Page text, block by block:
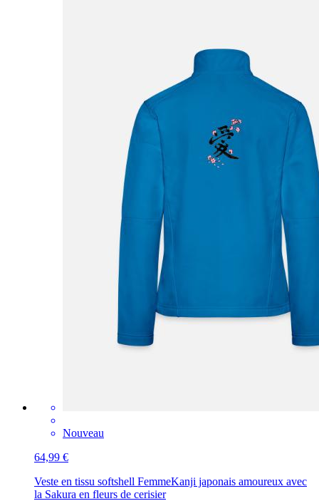
Nouveau
64,99 €
Veste en tissu softshell FemmeKanji japonais amoureux avec
la Sakura en fleurs de cerisier